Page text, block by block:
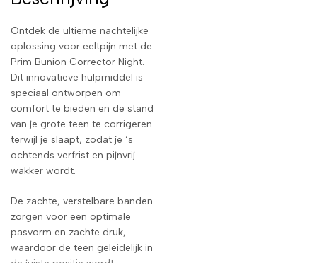
Ontdek de ultieme nachtelijke
oplossing voor eeltpijn met de
Prim Bunion Corrector Night.
Dit innovatieve hulpmiddel is
speciaal ontworpen om
comfort te bieden en de stand
van je grote teen te corrigeren
terwijl je slaapt, zodat je ‘s
ochtends verfrist en pijnvrij
wakker wordt.
De zachte, verstelbare banden
zorgen voor een optimale
pasvorm en zachte druk,
waardoor de teen geleidelijk in